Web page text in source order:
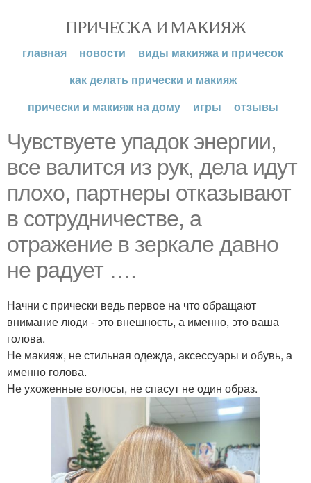
ПРИЧЕСКА И МАКИЯЖ
главная новости
виды макияжа и причесок
как делать прически и макияж
прически и макияж на дому
игры отзывы
Чувствуете упадок энергии,
все валится из рук, дела идут
плохо, партнеры отказывают
в сотрудничестве, а
отражение в зеркале давно
не радует ….
Начни с прически ведь первое на что обращают
внимание люди - это внешность, а именно, это ваша
голова.
Не макияж, не стильная одежда, аксессуары и обувь, а
именно голова.
Не ухоженные волосы, не спасут не один образ.